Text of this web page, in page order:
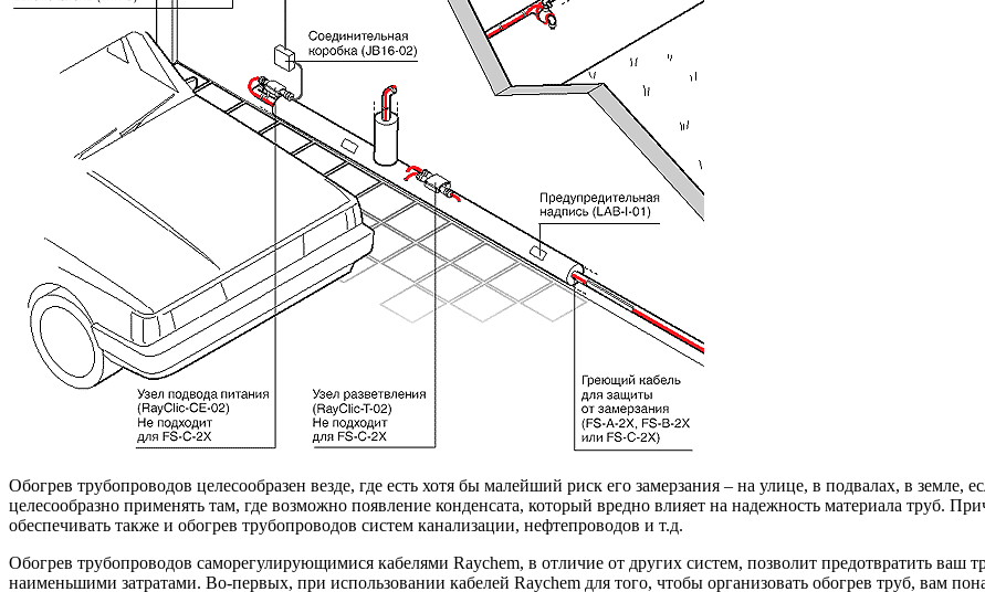
Обогрев трубопроводов целесообразен везде, где есть хотя бы малейший риск его замерзания – на улице, в подвалах, в земле,
целесообразно применять там, где возможно появление конденсата, который вредно влияет на надежность материала труб.
обеспечивать также и обогрев трубопроводов систем канализации, нефтепроводов и т.д.
Обогрев трубопроводов саморегулирующимися кабелями Raychem, в отличие от других систем, позволит предотвратить ваш
наименьшими затратами. Во-первых, при использовании кабелей Raychem для того, чтобы организовать обогрев труб, вам